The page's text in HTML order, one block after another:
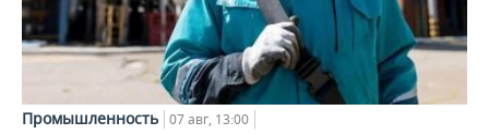
Промышленность 07 авг, 13:00